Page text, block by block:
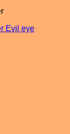
Evil eye